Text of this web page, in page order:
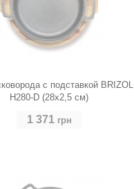
с подставкой BRIZOLL
H280-D (28х2,5 см)
1 371 грн